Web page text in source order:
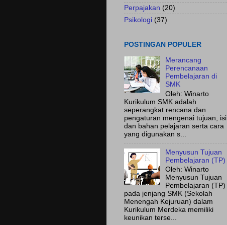
Perpajakan (20)
Psikologi (37)
POSTINGAN POPULER
Merancang
Perencanaan
Pembelajaran di
SMK
Oleh: Winarto
Kurikulum SMK adalah
seperangkat rencana dan
pengaturan mengenai tujuan, isi,
dan bahan pelajaran serta cara
yang digunakan s...
Menyusun Tujuan
Pembelajaran (TP)
Oleh: Winarto
Menyusun Tujuan
Pembelajaran (TP)
pada jenjang SMK (Sekolah
Menengah Kejuruan) dalam
Kurikulum Merdeka memiliki
keunikan terse...